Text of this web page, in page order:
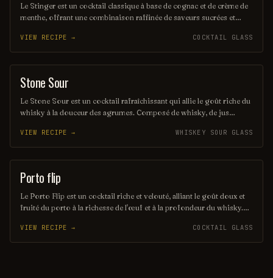
Le Stinger est un cocktail classique à base de cognac et de crème de
menthe, offrant une combinaison raffinée de saveurs sucrées et
sec, il est apprécié pour son goût unique et sa capacité à rafraîchir le
palais. Ce mélange élégant est souvent dégusté en digestif après un
repas.
VIEW RECIPE → COCKTAIL GLASS
ORDINARY DRINK
Stone Sour
Le Stone Sour est un cocktail rafraîchissant qui allie le goût riche du
whisky à la douceur des agrumes. Composé de whisky, de jus
entre acidité et douceur. Servi sur glace, ce mélange séduisant est
idéal pour les amateurs de cocktails fruités.
VIEW RECIPE → WHISKEY SOUR GLASS
ORDINARY DRINK
Porto flip
Le Porto Flip est un cocktail riche et velouté, alliant le goût doux et
fruité du porto à la richesse de l'œuf et à la profondeur du whisky.
muscade, offrant une expérience gustative réconfortante et élégante.
Parfait pour les soirées d'hiver, il séduit par son équilibre subtil
VIEW RECIPE → COCKTAIL GLASS